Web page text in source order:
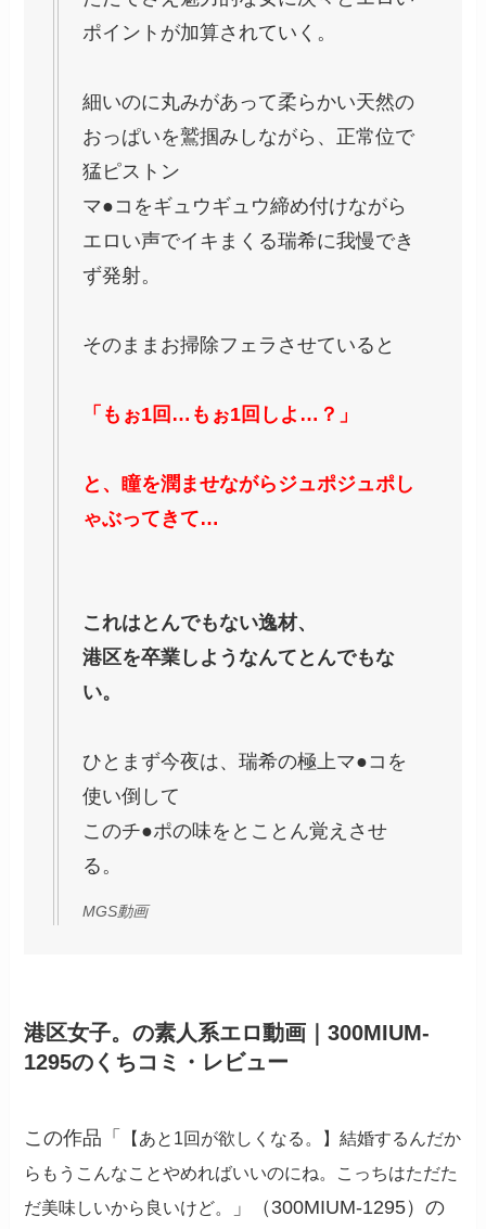
ポイントが加算されていく。
細いのに丸みがあって柔らかい天然の
おっぱいを鷲掴みしながら、正常位で
猛ピストン
マ●コをギュウギュウ締め付けながら
エロい声でイキまくる瑞希に我慢でき
ず発射。
そのままお掃除フェラさせていると
「もぉ1回…もぉ1回しよ…？」
と、瞳を潤ませながらジュポジュポし
ゃぶってきて…
これはとんでもない逸材、
港区を卒業しようなんてとんでもな
い。
ひとまず今夜は、瑞希の極上マ●コを
使い倒して
このチ●ポの味をとことん覚えさせ
る。
MGS動画
港区女子。の素人系エロ動画｜300MIUM-
1295のくちコミ・レビュー
この作品「
【あと1回が欲しくなる。】結婚するんだか
らもうこんなことやめればいいのにね。こっちはただた
だ美味しいから良いけど。
」（300MIUM-1295）の